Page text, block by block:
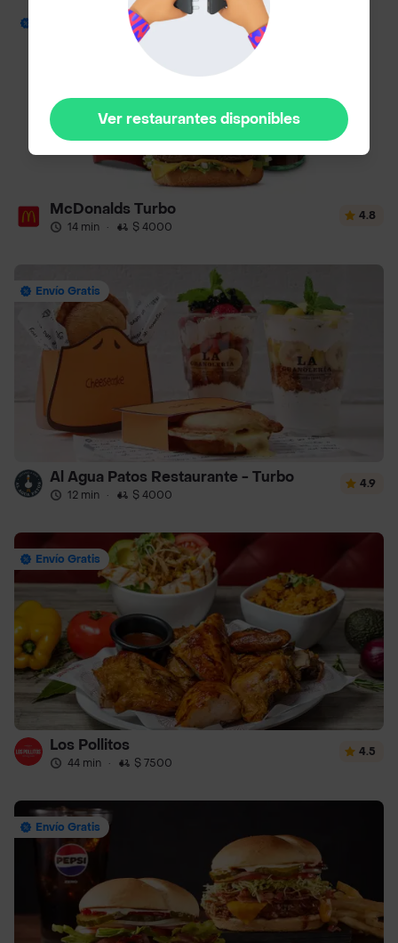
McDonalds Turbo
14 min · $ 4000
4.8
Envío Gratis
Al Agua Patos Restaurante - Turbo
12 min · $ 4000
4.9
Envío Gratis
Los Pollitos
44 min · $ 7500
4.5
Envío Gratis
Ver restaurantes disponibles